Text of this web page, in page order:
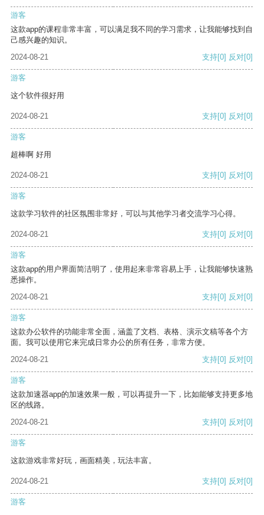
游客
这款app的课程非常丰富，可以满足我不同的学习需求，让我能够找到自
己感兴趣的知识。
2024-08-21
支持[0] 反对[0]
游客
这个软件很好用
2024-08-21 支持[0] 反对[0]
游客
超棒啊 好用
2024-08-21 支持[0] 反对[0]
游客
这款学习软件的社区氛围非常好，可以与其他学习者交流学习心得。
2024-08-21 支持[0] 反对[0]
游客
这款app的用户界面简洁明了，使用起来非常容易上手，让我能够快速熟
悉操作。
2024-08-21
支持[0] 反对[0]
游客
这款办公软件的功能非常全面，涵盖了文档、表格、演示文稿等各个方
面。我可以使用它来完成日常办公的所有任务，非常方便。
2024-08-21
支持[0] 反对[0]
游客
这款加速器app的加速效果一般，可以再提升一下，比如能够支持更多地
区的线路。
2024-08-21
支持[0] 反对[0]
游客
这款游戏非常好玩，画面精美，玩法丰富。
2024-08-21 支持[0] 反对[0]
游客